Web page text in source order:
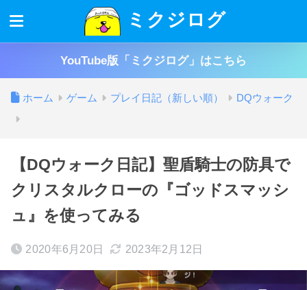
ミクジログ
YouTube版「ミクジログ」はこちら
ホーム ゲーム プレイ日記（新しい順） DQウォーク
【DQウォーク日記】聖盾騎士の防具で
クリスタルクローの『ゴッドスマッシ
ュ』を使ってみる
2020年6月20日 2023年2月12日